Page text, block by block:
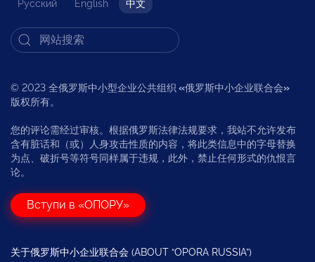
Русский English 中文
© 2023 全俄罗斯中小型企业公共组织 «俄罗斯中小企业联合会»
版权所有。
您的评论需经过审核。根据俄罗斯法律法规要求，我站不允许发布
含有脏话和（或）人身攻击性质的内容，将此类信息中的字母替换
为点、破折号等符号同样属于违规，此外，禁止任何形式的仇恨言
论。
Вступи в «ОПОРУ»
关于俄罗斯中小企业联合会 (ABOUT “OPORA RUSSIA”)